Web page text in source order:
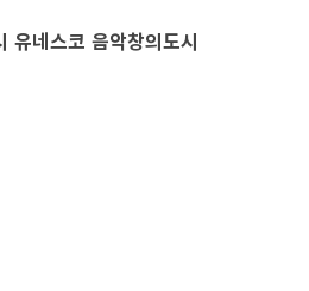
유네스코 음악창의도시